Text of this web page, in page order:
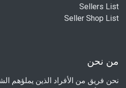
Sellers List
Seller Shop List
من نحن
نحن فريق من الأفراد الذين يملؤهم